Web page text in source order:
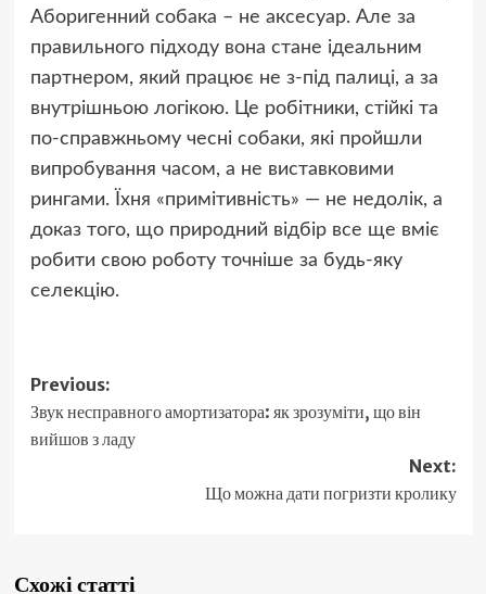
Аборигенний собака – не аксесуар. Але за
правильного підходу вона стане ідеальним
партнером, який працює не з-під палиці, а за
внутрішньою логікою. Це робітники, стійкі та
по-справжньому чесні собаки, які пройшли
випробування часом, а не виставковими
рингами. Їхня «примітивність» — не недолік, а
доказ того, що природний відбір все ще вміє
робити свою роботу точніше за будь-яку
селекцію.
Post
navigation
Previous:
Звук несправного амортизатора: як зрозуміти, що він
вийшов з ладу
Next:
Що можна дати погризти кролику
Схожі статті